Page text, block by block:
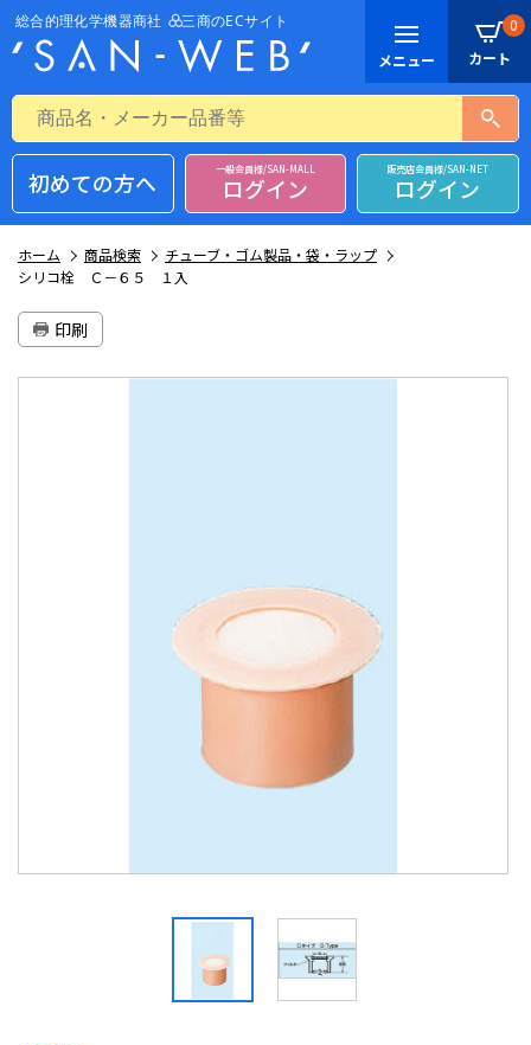
0
初めての方へ 一般会員様/SAN-MALL
ログイン
販売店会員様/SAN-NET
ログイン
ホーム 商品検索
チューブ・ゴム製品・袋・ラップ
シリコ栓 Ｃ－６５ １入
印刷